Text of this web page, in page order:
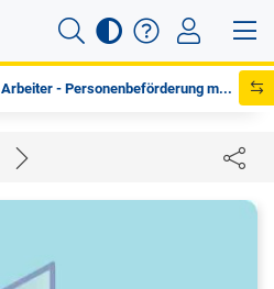
Arbeiter - Personenbeförderung m...